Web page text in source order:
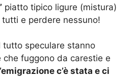
piatto tipico ligure (mistura)
e perdere nessuno!
tutto speculare stanno
fuggono da carestie e
c’è stata e ci